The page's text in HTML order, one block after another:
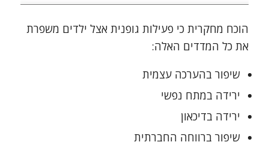
הוכח מחקרית כי פעילות גופנית אצל ילדים משפרת
את כל המדדים האלה:
שיפור בהערכה עצמית
ירידה במתח נפשי
ירידה בדיכאון
שיפור ברווחה החברתית